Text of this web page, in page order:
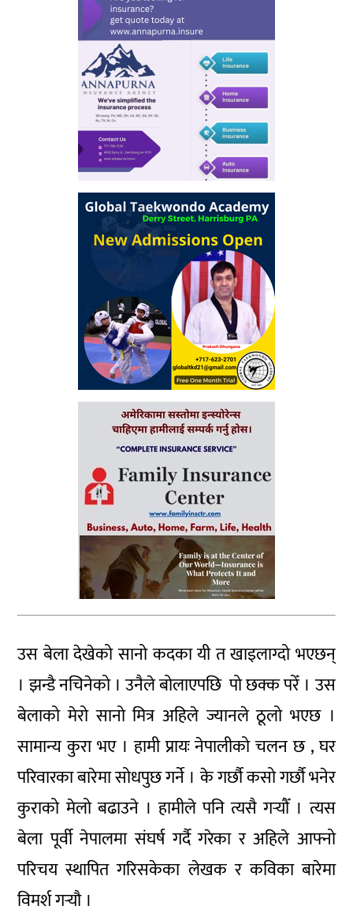
उस बेला देखेको सानो कदका यी त खाइलाग्दो भएछन्
। झन्डै नचिनेको । उनैले बोलाएपछि पो छक्क परेँ । उस
बेलाको मेरो सानो मित्र अहिले ज्यानले ठूलो भएछ ।
सामान्य कुरा भए । हामी प्रायः नेपालीको चलन छ , घर
परिवारका बारेमा सोधपुछ गर्ने । के गर्छौ कसो गर्छौ भनेर
कुराको मेलो बढाउने । हामीले पनि त्यसै गर्‍यौँ । त्यस
बेला पूर्वी नेपालमा संघर्ष गर्दै गरेका र अहिले आफ्नो
परिचय स्थापित गरिसकेका लेखक र कविका बारेमा
विमर्श गर्‍यौ ।